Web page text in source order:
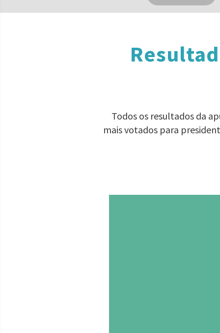
Todos os resultados da
mais votados para